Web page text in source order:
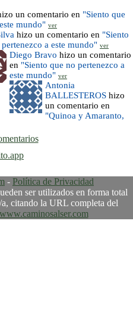
un comentario en "Siento que
mundo" ver
hizo un comentario en "Siento
a este mundo" ver
Diego Bravo hizo un comentario
en "Siento que no pertenezco a
este mundo" ver
Antonia
BALLESTEROS hizo
un comentario en
"Quinoa y Amaranto,
- Política de Privacidad
ser utilizados en forma total
citando la URL completa del
www.caminosalser.com